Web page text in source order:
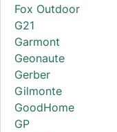
Fox Outdoor
G21
Garmont
Geonaute
Gerber
Gilmonte
GoodHome
GP